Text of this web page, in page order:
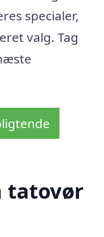
specialer,
valg. Tag
tatovør